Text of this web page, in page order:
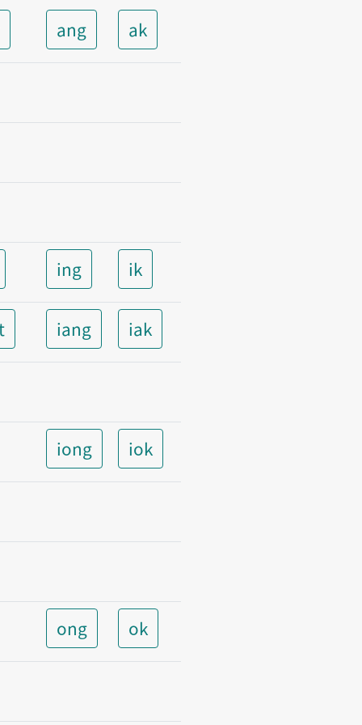
ang ak
ing ik
iang iak
iong iok
ong ok